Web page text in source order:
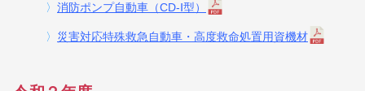
〉 消防ポンプ自動車（CD-Ⅰ型）
〉 災害対応特殊救急自動車・高度救命処置用資機材